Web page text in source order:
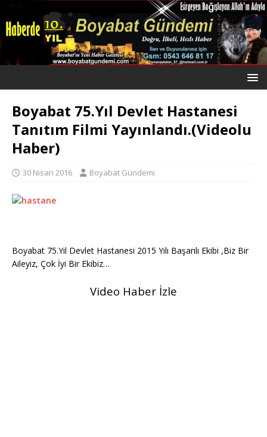
Boyabat 75.Yıl Devlet Hastanesi
Tanıtım Filmi Yayınlandı.(Videolu
Haber)
30 Nisan 2016 Boyabat Gündemi
Boyabat 75.Yıl Devlet Hastanesi 2015 Yılı Başarılı Ekibi ,Biz Bir
Aileyiz, Çok İyi Bir Ekibiz…
Video Haber İzle